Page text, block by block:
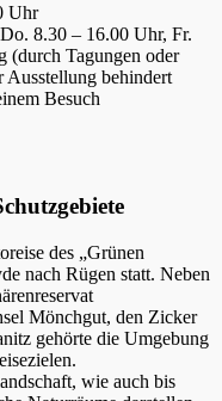
Uhr
8.30 – 16.00 Uhr, Fr.
(durch Tagungen oder
Ausstellung behindert
Besuch
des „Grünen
nach Rügen statt. Neben
Mönchgut, den Zicker
gehörte die Umgebung
wie auch bis